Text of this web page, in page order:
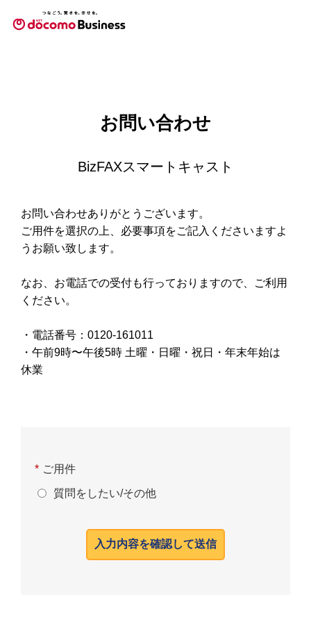
お問い合わせ
BizFAXスマートキャスト
お問い合わせありがとうございます。
ご用件を選択の上、必要事項をご記入くださいますよ
うお願い致します。
なお、お電話での受付も行っておりますので、ご利用
ください。
・電話番号：0120-161011
・午前9時〜午後5時 土曜・日曜・祝日・年末年始は
休業
* ご用件
質問をしたい/その他
入力内容を確認して送信